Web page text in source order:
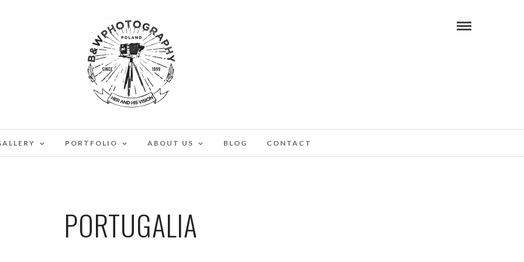
PORTFOLIO ABOUT US BLOG CONTACT
PORTUGALIA